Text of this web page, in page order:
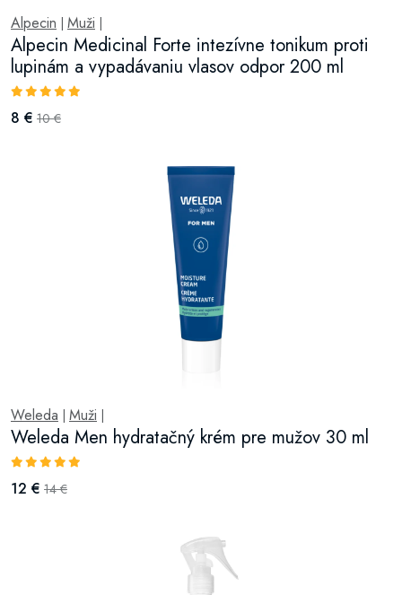
Alpecin Muži
Alpecin Medicinal Forte intezívne tonikum proti
lupinám a vypadávaniu vlasov odpor 200 ml
8 € 10 €
Weleda Muži
Weleda Men hydratačný krém pre mužov 30 ml
12 € 14 €